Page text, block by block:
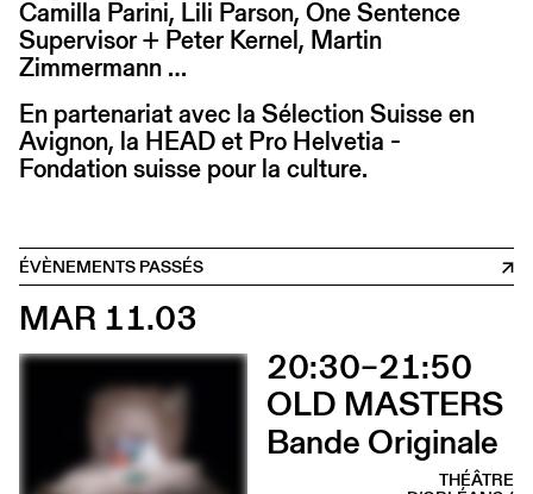
Camilla Parini, Lili Parson, One Sentence
Supervisor + Peter Kernel, Martin
Zimmermann …
En partenariat avec la Sélection Suisse en
Avignon, la HEAD et Pro Helvetia -
Fondation suisse pour la culture.
ÉVÈNEMENTS PASSÉS
MAR 11.03
20:30–21:50
OLD MASTERS
Bande Originale
THÉÂTRE